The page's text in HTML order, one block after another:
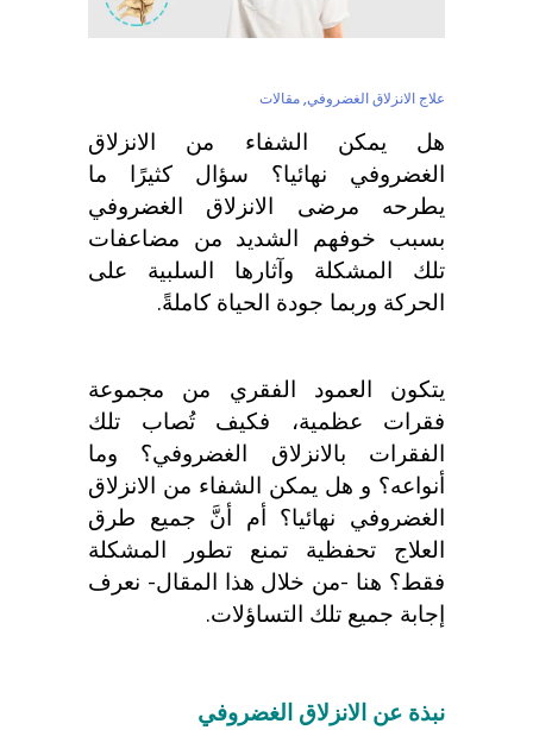
علاج الانزلاق الغضروفي,مقالات
هل يمكن الشفاء من الانزلاق
الغضروفي نهائيا؟ سؤال كثيرًا ما
يطرحه مرضى الانزلاق الغضروفي
بسبب خوفهم الشديد من مضاعفات
تلك المشكلة وآثارها السلبية على
الحركة وربما جودة الحياة كاملةً.
يتكون العمود الفقري من مجموعة
فقرات عظمية، فكيف تُصاب تلك
الفقرات بالانزلاق الغضروفي؟ وما
أنواعه؟ و هل يمكن الشفاء من الانزلاق
الغضروفي نهائيا؟أم أنَّ جميع طرق
العلاج تحفظية تمنع تطور المشكلة
فقط؟ هنا -من خلال هذا المقال- نعرف
إجابة جميع تلك التساؤلات.
نبذة عن الانزلاق الغضروفي